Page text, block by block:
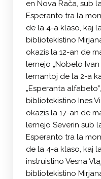
en Nova Rača, sub
Esperanto tra la
de la 4-a klaso, kaj
bibliotekistino
okazis la 12-an de
lernejo „Nobelo
lernantoj de la 2-a
„Esperanta
bibliotekistino Ines
okazis la 17-an de
lernejo Severin sub
Esperanto tra la
de la 4-a klaso, kaj
instruistino Vesna
bibliotekistino